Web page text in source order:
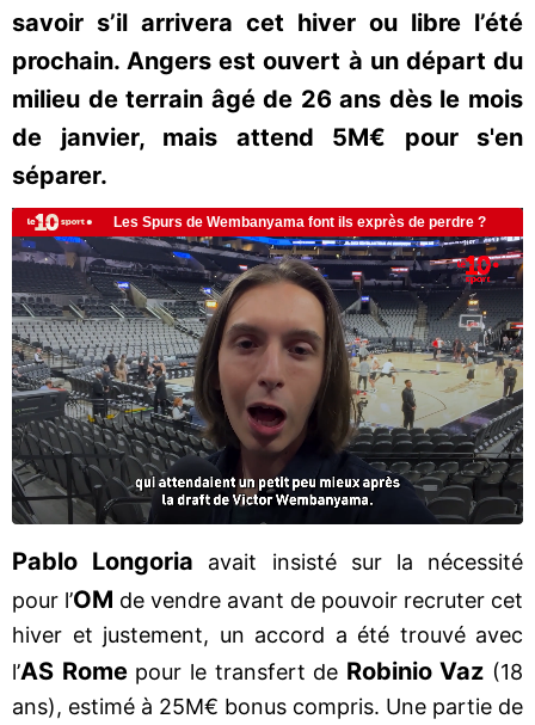
savoir s’il arrivera cet hiver ou libre l’été
prochain. Angers est ouvert à un départ du
milieu de terrain âgé de 26 ans dès le mois
de janvier, mais attend 5M€ pour s'en
séparer.
Pablo Longoria avait insisté sur la nécessité
pour l’OM de vendre avant de pouvoir recruter cet
hiver et justement, un accord a été trouvé avec
l’AS Romepour le transfert de Robinio Vaz (18
ans), estimé à 25M€ bonus compris. Une partie de